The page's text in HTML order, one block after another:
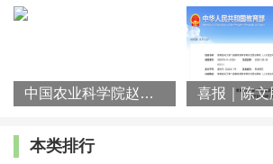
中国农业科学院赵阳先生一行到访湖南师大乡研院
本类排行